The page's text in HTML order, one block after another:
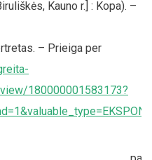
Kauno r.] : Kopa). –
– Prieiga per
180000001583173?